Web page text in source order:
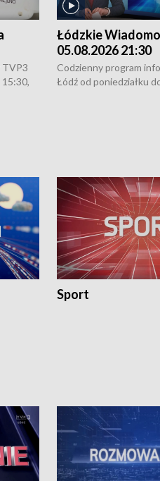
TVP3
Łódzkie
05.08.2026 21:30
Codzienny program
Łódź od poniedziałku
Sport